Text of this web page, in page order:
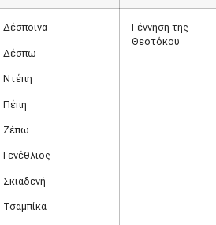
Δέσποινα
Δέσπω
Ντέπη
Πέπη
Ζέπω
Γενέθλιος
Σκιαδενή
Τσαμπίκα
Γέννηση της
Θεοτόκου